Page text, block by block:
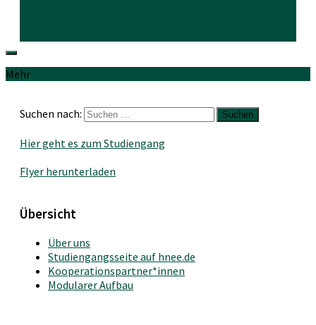
Mehr
Suchen nach:
Hier geht es zum Studiengang
Flyer herunterladen
Übersicht
Über uns
Studiengangsseite auf hnee.de
Kooperationspartner*innen
Modularer Aufbau